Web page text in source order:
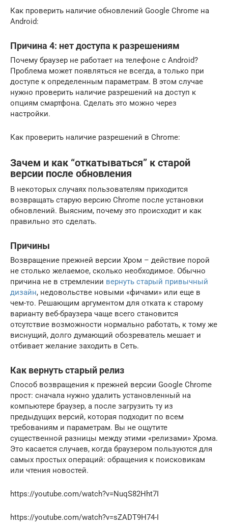
Как проверить наличие обновлений Google Chrome на
Android:
Причина 4: нет доступа к разрешениям
Почему браузер не работает на телефоне с Android?
Проблема может появляться не всегда, а только при
доступе к определенным параметрам. В этом случае
нужно проверить наличие разрешений на доступ к
опциям смартфона. Сделать это можно через
настройки.
Как проверить наличие разрешений в Chrome:
Зачем и как “откатываться” к старой
версии после обновления
В некоторых случаях пользователям приходится
возвращать старую версию Chrome после установки
обновлений. Выясним, почему это происходит и как
правильно это сделать.
Причины
Возвращение прежней версии Хром – действие порой
не столько желаемое, сколько необходимое. Обычно
причина не в стремлении вернуть старый привычный
дизайн, недовольстве новыми «фичами» или еще в
чем-то. Решающим аргументом для отката к старому
варианту веб-браузера чаще всего становится
отсутствие возможности нормально работать, к тому же
виснущий, долго думающий обозреватель мешает и
отбивает желание заходить в Сеть.
Как вернуть старый релиз
Способ возвращения к прежней версии Google Chrome
прост: сначала нужно удалить установленный на
компьютере браузер, а после загрузить ту из
предыдущих версий, которая подходит по всем
требованиям и параметрам. Вы не ощутите
существенной разницы между этими «релизами» Хрома.
Это касается случаев, когда браузером пользуются для
самых простых операций: обращения к поисковикам
или чтения новостей.
https://youtube.com/watch?v=NuqS82Hht7I
https://youtube.com/watch?v=sZADT9H74-I